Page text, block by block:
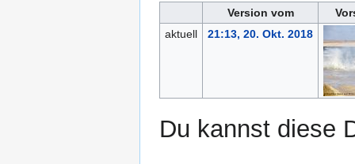
Version vom
aktuell
21:13, 20. Okt. 2018
Du kannst diese